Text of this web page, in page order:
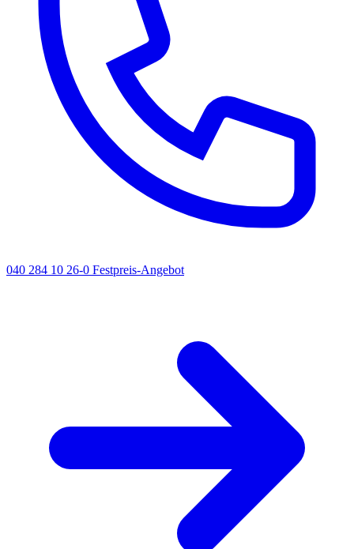
040 284 10 26-0 Festpreis-Angebot